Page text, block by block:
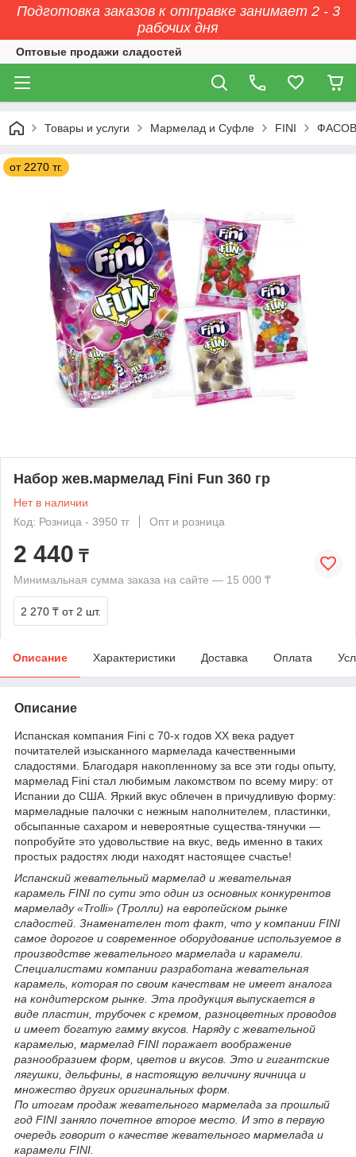
Подготовка заказов к отправке занимает 2 - 3
рабочих дня
Оптовые продажи сладостей
Товары и услуги Мармелад и Суфле FINI
от 2270 тг.
Набор жев.мармелад Fini Fun 360 гр
Нет в наличии
Код: Розница - 3950 тг
Опт и розница
2 440 ₸
Минимальная сумма заказа на сайте — 15 000 ₸
2 270 ₸ от 2 шт.
Описание Характеристики Доставка Оплата
Описание
Испанская компания Fini с 70-х годов XX века радует
почитателей изысканного мармелада качественными
сладостями. Благодаря накопленному за все эти годы опыту,
мармелад Fini стал любимым лакомством по всему миру: от
Испании до США. Яркий вкус облечен в причудливую форму:
мармеладные палочки с нежным наполнителем, пластинки,
обсыпанные сахаром и невероятные существа-тянучки —
попробуйте это удовольствие на вкус, ведь именно в таких
простых радостях люди находят настоящее счастье!
Испанский жевательный мармелад и жевательная
карамель FINI по сути это один из основных конкурентов
мармеладу «Trolli» (Тролли) на европейском рынке
сладостей. Знаменателен тот факт, что у компании FINI
cамое дорогое и современное оборудование используемое в
производстве жевательного мармелада и карамели.
Специалистами компании разработана жевательная
карамель, которая по своим качествам не имеет аналога
на кондитерском рынке. Эта продукция выпускается в
виде пластин, трубочек с кремом, разноцветных проводов
и имеет богатую гамму вкусов. Наряду с жевательной
карамелью, мармелад FINI поражает воображение
разнообразием форм, цветов и вкусов. Это и гигантские
лягушки, дельфины, в настоящую величину яичница и
множество других оригинальных форм.
По итогам продаж жевательного мармелада за прошлый
год FINI заняло почетное второе место. И это в первую
очередь говорит о качестве жевательного мармелада и
карамели FINI.